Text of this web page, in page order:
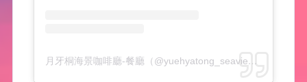
月牙桐海景咖啡廳-餐廳（@yuehyatong_seaview）分享的貼文